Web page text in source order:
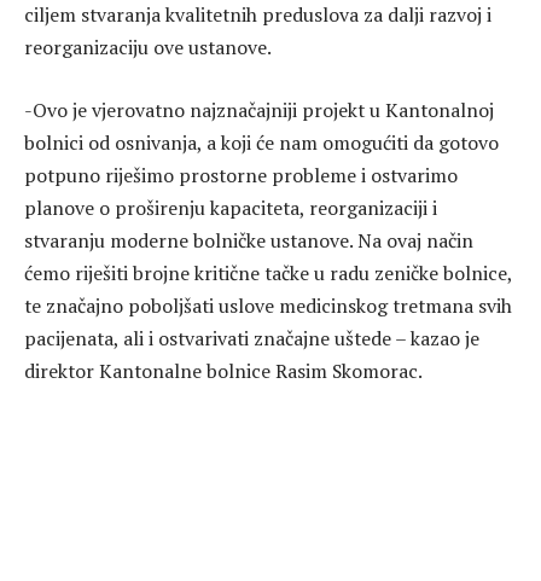
ciljem stvaranja kvalitetnih preduslova za dalji razvoj i
reorganizaciju ove ustanove.
-Ovo je vjerovatno najznačajniji projekt u Kantonalnoj
bolnici od osnivanja, a koji će nam omogućiti da gotovo
potpuno riješimo prostorne probleme i ostvarimo
planove o proširenju kapaciteta, reorganizaciji i
stvaranju moderne bolničke ustanove. Na ovaj način
ćemo riješiti brojne kritične tačke u radu zeničke bolnice,
te značajno poboljšati uslove medicinskog tretmana svih
pacijenata, ali i ostvarivati značajne uštede – kazao je
direktor Kantonalne bolnice Rasim Skomorac.